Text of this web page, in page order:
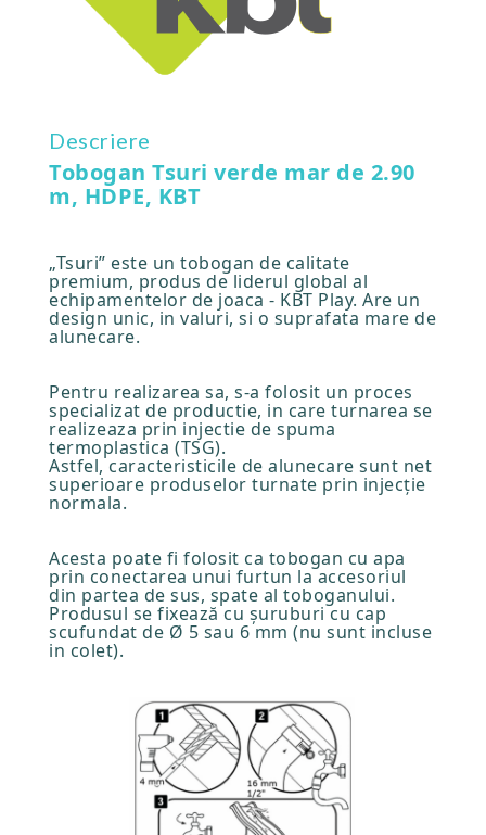
Descriere
Tobogan Tsuri verde mar de 2.90
m, HDPE, KBT
„Tsuri” este un tobogan de calitate
premium, produs de liderul global al
echipamentelor de joaca - KBT Play. Are un
design unic, in valuri, si o suprafata mare de
alunecare.
Pentru realizarea sa, s-a folosit un proces
specializat de productie, in care turnarea se
realizeaza prin injectie de spuma
termoplastica (TSG).
Astfel, caracteristicile de alunecare sunt net
superioare produselor turnate prin injecție
normala.
Acesta poate fi folosit ca tobogan cu apa
prin conectarea unui furtun la accesoriul
din partea de sus, spate al toboganului.
Produsul se fixează cu șuruburi cu cap
scufundat de Ø 5 sau 6 mm (nu sunt incluse
in colet).